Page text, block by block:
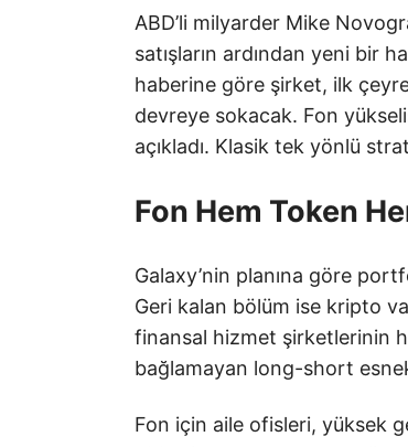
ABD’li milyarder Mike
satışların ardından yeni bir
haberine göre şirket, ilk
devreye sokacak. Fon
açıkladı. Klasik tek yönlü
Fon Hem Token
Galaxy’nin planına göre
Geri kalan bölüm ise kripto
finansal hizmet şirketlerinin
bağlamayan long-short
Fon için aile ofisleri, yüksek